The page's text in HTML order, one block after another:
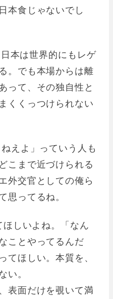
本食じゃないでし
本は世界的にもレゲ
。でも本場からは離
って、その独自性と
くくっつけられない
えよ」っていう人も
こまで近づけられる
外交官としての俺ら
思ってるね。
ほしいよね。「なん
ことやってるんだ
てほしい。本質を、
い。
表面だけを覗いて満